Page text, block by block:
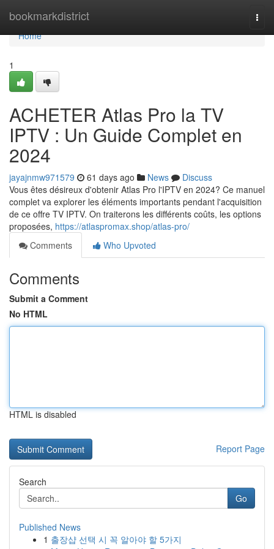
bookmarkdistrict
Home
Home
1
ACHETER Atlas Pro la TV
IPTV : Un Guide Complet en
2024
jayajnmw971579 61 days ago News
Discuss
Vous êtes désireux d'obtenir Atlas Pro l'IPTV en 2024? Ce manuel
complet va explorer les éléments importants pendant l'acquisition
de ce offre TV IPTV. On traiterons les différents coûts, les options
proposées, https://atlaspromax.shop/atlas-pro/
Comments
Who Upvoted
Comments
Submit a Comment
No HTML
HTML is disabled
Report Page
Search
Go
Published News
1 출장샵 선택 시 꼭 알아야 할 5가지